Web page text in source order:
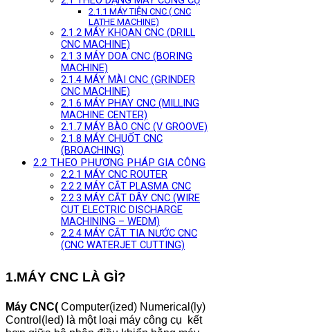
2.1.1 MÁY TIỆN CNC ( CNC
LATHE MACHINE)
2.1.2 MÁY KHOAN CNC (DRILL
CNC MACHINE)
2.1.3 MÁY DOA CNC (BORING
MACHINE)
2.1.4 MÁY MÀI CNC (GRINDER
CNC MACHINE)
2.1.6 MÁY PHAY CNC (MILLING
MACHINE CENTER)
2.1.7 MÁY BÀO CNC (V GROOVE)
2.1.8 MÁY CHUỐT CNC
(BROACHING)
2.2 THEO PHƯƠNG PHÁP GIA CÔNG
2.2.1 MÁY CNC ROUTER
2.2.2 MÁY CẮT PLASMA CNC
2.2.3 MÁY CẮT DÂY CNC (WIRE
CUT ELECTRIC DISCHARGE
MACHINING – WEDM)
2.2.4 MÁY CẮT TIA NƯỚC CNC
(CNC WATERJET CUTTING)
1.MÁY CNC LÀ GÌ?
Máy CNC( Computer(ized) Numerical(ly)
Control(led) là một loại máy công cụ kết